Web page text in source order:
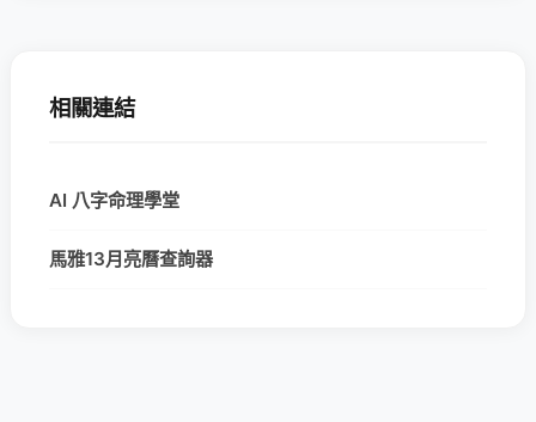
相關連結
AI 八字命理學堂
馬雅13月亮曆查詢器